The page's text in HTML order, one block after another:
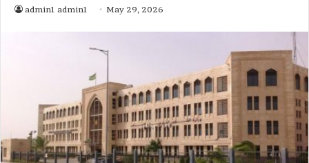
admin1 admin1 May 29, 2026